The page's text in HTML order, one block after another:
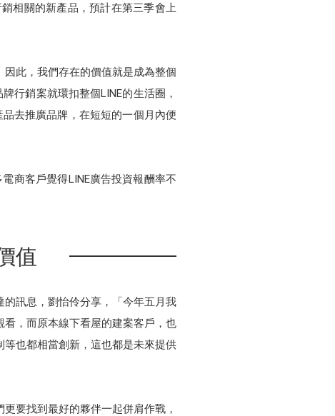
相關的新產品，預計在第三季會上
因此，我們存在的價值就是成為整個
行銷案就環扣整個LINE的生活圈，
品去推廣品牌，在短短的一個月內便
商客戶覺得LINE廣告投資報酬率不
值
訊息，劉怡伶分享，「今年五月我
看，而原本線下看屋的建案客戶，也
也都相當創新，這也都是未來提供
要找到最好的夥伴一起併肩作戰，